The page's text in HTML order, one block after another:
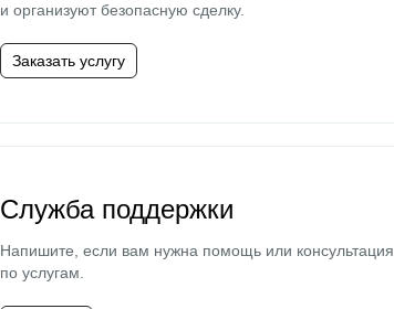
и организуют безопасную сделку.
Заказать услугу
Служба поддержки
Напишите, если вам нужна помощь или консультация
по услугам.